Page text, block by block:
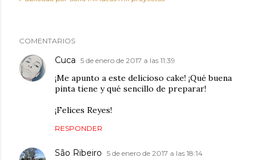
COMENTARIOS
Cuca 5 de enero de 2017 a las 11:39
¡Me apunto a este delicioso cake! ¡Qué buena
pinta tiene y qué sencillo de preparar!
¡Felices Reyes!
RESPONDER
São Ribeiro 5 de enero de 2017 a las 18:14